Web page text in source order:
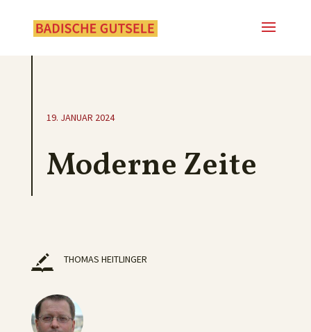
19. JANUAR 2024
Moderne Zeite
THOMAS HEITLINGER